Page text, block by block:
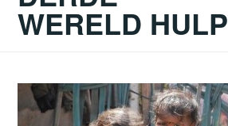
WERELD HULP